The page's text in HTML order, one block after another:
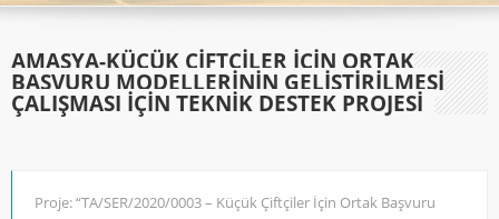
AMASYA-KÜÇÜK ÇIFTÇILER İÇIN ORTAK
BAŞVURU MODELLERININ GELIŞTIRILMESI
ÇALIŞMASI IÇIN TEKNIK DESTEK PROJESI
Proje: “TA/SER/2020/0003 – Küçük Çiftçiler İçin Ortak Başvuru